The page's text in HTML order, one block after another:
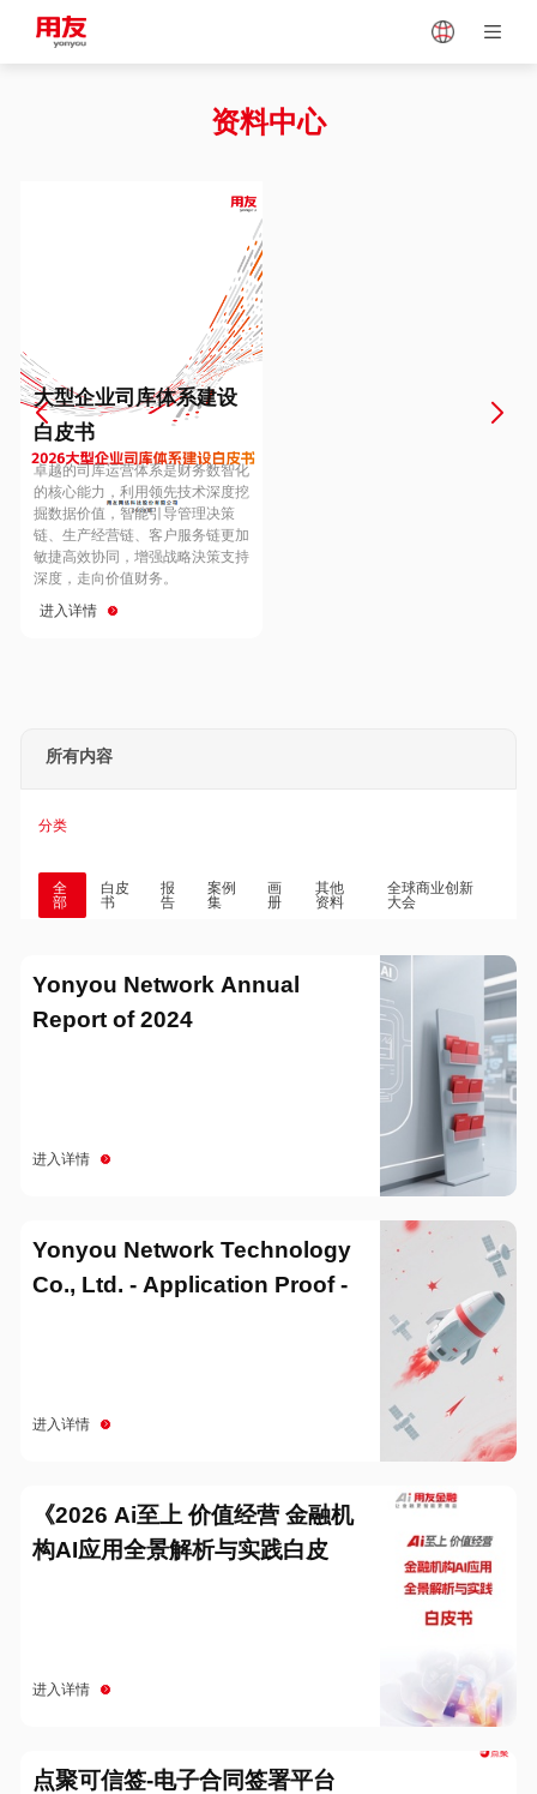
Vietnam
Europe
Hungary
Hong Kong
资料中心
大型企业司库体系建设
白皮书
卓越的司库运营体系是财务数智化
的核心能力，利用领先技术深度挖
掘数据价值，智能引导管理决策
链、生产经营链、客户服务链更加
敏捷高效协同，增强战略決策支持
深度，走向价值财务。
进入详情
所有内容
分类
全
部
白皮
书
报
告
案例
集
画
册
其他
资料
全球商业创新
大会
Yonyou Network Annual
Report of 2024
进入详情
Yonyou Network Technology
Co., Ltd. - Application Proof -
进入详情
《2026 Ai至上 价值经营 金融机
构AI应用全景解析与实践白皮
进入详情
点聚可信签-电子合同签署平台